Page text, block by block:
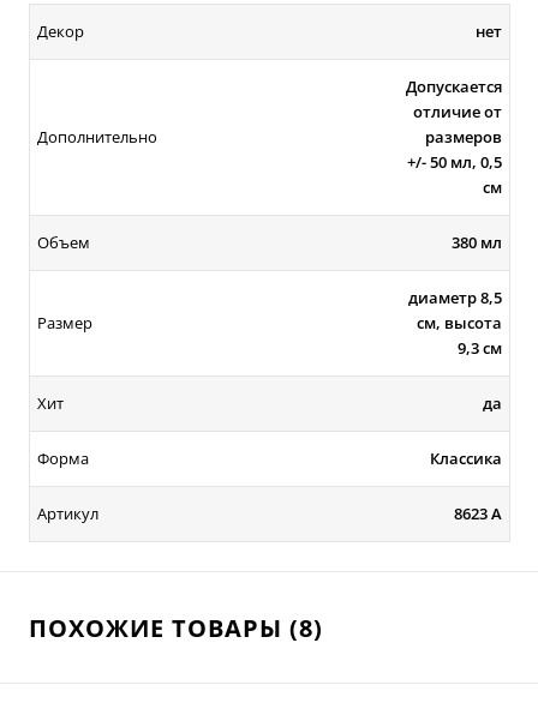
Декор нет
Дополнительно
Допускается
отличие от
размеров
+/- 50 мл, 0,5
см
Объем 380 мл
Размер
диаметр 8,5
см, высота
9,3 см
Хит да
Форма Классика
Артикул 8623 А
ПОХОЖИЕ ТОВАРЫ (8)